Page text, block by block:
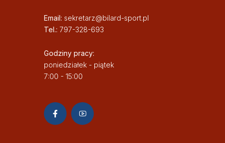
Email: sekretarz@bilard-sport.pl
Tel.: 797-328-693
Godziny pracy:
poniedziałek - piątek
7:00 - 15:00